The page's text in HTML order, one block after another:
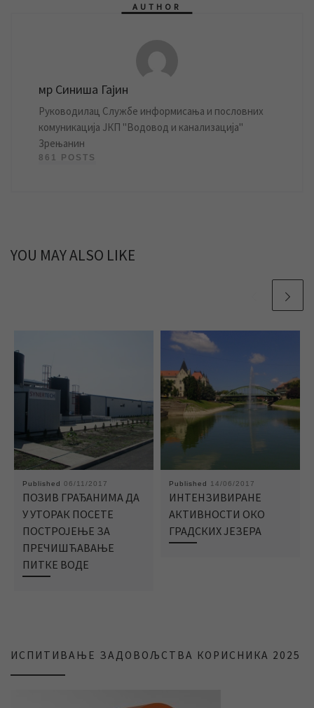
AUTHOR
мр Синиша Гајин
Руководилац Службе информисања и пословних
комуникација ЈКП "Водовод и канализација"
Зрењанин
861 POSTS
YOU MAY ALSO LIKE
Published 06/11/2017
ПОЗИВ ГРАЂАНИМА ДА
У УТОРАК ПОСЕТЕ
ПОСТРОЈЕЊЕ ЗА
ПРЕЧИШЋАВАЊЕ
ПИТКЕ ВОДЕ
Published 14/06/2017
ИНТЕНЗИВИРАНЕ
АКТИВНОСТИ ОКО
ГРАДСКИХ ЈЕЗЕРА
ИСПИТИВАЊЕ ЗАДОВОЉСТВА КОРИСНИКА 2025